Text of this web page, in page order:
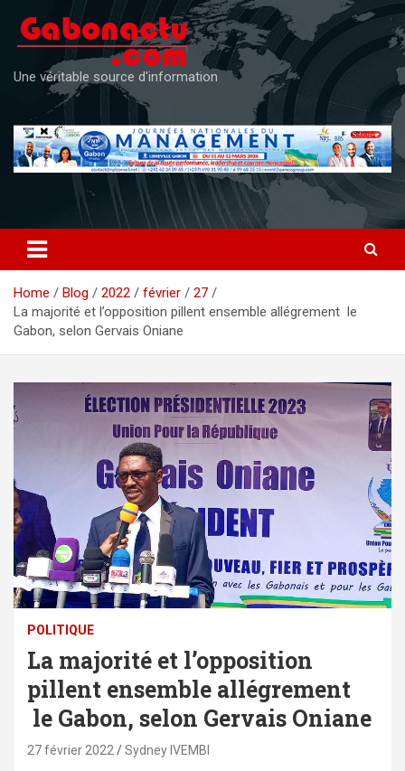
content
Une véritable source d'information
Home Blog 2022 février
27
La majorité et l’opposition pillent ensemble allégrement le
Gabon, selon Gervais Oniane
POLITIQUE
La majorité et l’opposition
pillent ensemble allégrement
le Gabon, selon Gervais Oniane
27 février 2022 Sydney IVEMBI